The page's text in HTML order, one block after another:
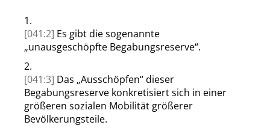
1.
[041:2] Es gibt die sogenannte
„unausgeschöpfte Begabungsreserve“.
2.
[041:3] Das „Ausschöpfen“dieser
Begabungsreserve konkretisiert sich in einer
größeren sozialen Mobilität größerer
Bevölkerungsteile.